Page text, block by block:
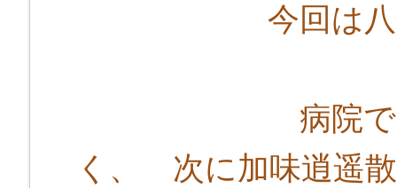
今回は八味地
病院での抑肝
く、 次に加味逍遥